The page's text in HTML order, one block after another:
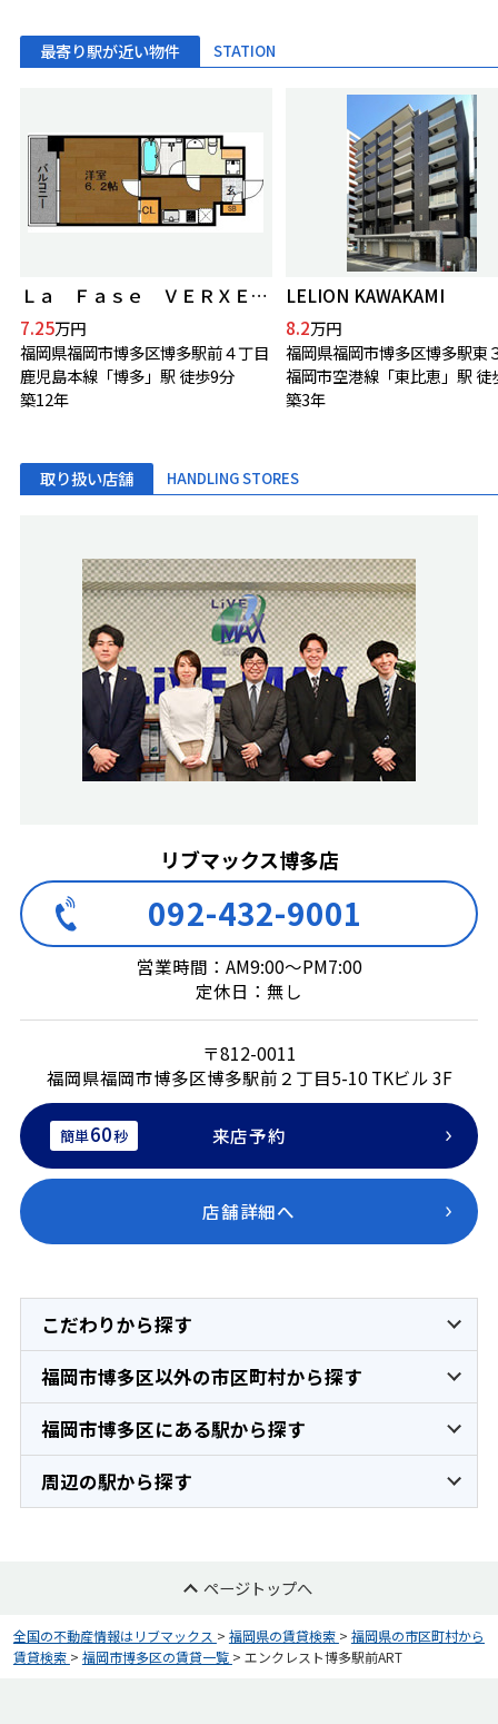
最寄り駅が近い物件 STATION
Ｌａ Ｆａｓｅ ＶＥＲＸＥＥＤ博多
7.25万円
福岡県福岡市博多区博多駅前４丁目
鹿児島本線「博多」駅 徒歩9分
築12年
LELION KAWAKAMI
8.2万円
福岡県福岡市博多区博多駅東
福岡市空港線「東比恵」駅 徒
築3年
取り扱い店舗 HANDLING STORES
リブマックス博多店
092-432-9001
営業時間：AM9:00～PM7:00
定休日：無し
〒812-0011
福岡県福岡市博多区博多駅前２丁目5-10 TKビル 3F
簡単60秒 来店予約
店舗詳細へ
こだわりから探す
福岡市博多区以外の市区町村から探す
福岡市博多区にある駅から探す
周辺の駅から探す
ページトップへ
全国の不動産情報はリブマックス > 福岡県の賃貸検索 > 福岡県の市区町村から
賃貸検索 > 福岡市博多区の賃貸一覧 > エンクレスト博多駅前ART